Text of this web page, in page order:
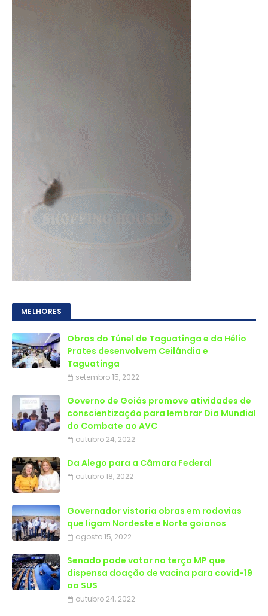
MELHORES
Obras do Túnel de Taguatinga e da Hélio
Prates desenvolvem Ceilândia e
Taguatinga
setembro 15, 2022
Governo de Goiás promove atividades de
conscientização para lembrar Dia Mundial
do Combate ao AVC
outubro 24, 2022
Da Alego para a Câmara Federal
outubro 18, 2022
Governador vistoria obras em rodovias
que ligam Nordeste e Norte goianos
agosto 15, 2022
Senado pode votar na terça MP que
dispensa doação de vacina para covid-19
ao SUS
outubro 24, 2022